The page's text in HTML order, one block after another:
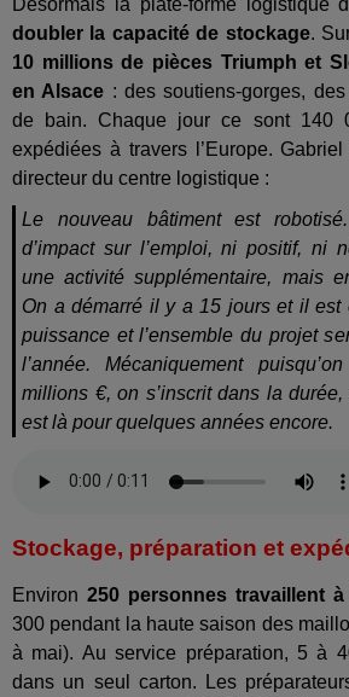
doubler la capacité de stockage.
10 millions de pièces Triumph et
en Alsace : des soutiens-gorges,
de bain. Chaque jour ce sont 140
expédiées à travers l’Europe.
directeur du centre logistique :
Le nouveau bâtiment est
d’impact sur l’emploi, ni positif, ni
une activité supplémentaire, mais
On a démarré il y a 15 jours et il est
puissance et l’ensemble du projet
l’année. Mécaniquement
millions €, on s’inscrit dans la durée,
est là pour quelques années encore.
Stockage, préparation et
Environ 250 personnes travaillent à
300 pendant la haute saison des
à mai). Au service préparation, 5 à
dans un seul carton. Les